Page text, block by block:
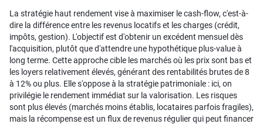
La stratégie haut rendement vise à maximiser le cash-flow, c'est-à-
dire la différence entre les revenus locatifs et les charges (crédit,
impôts, gestion). L'objectif est d'obtenir un excédent mensuel dès
l'acquisition, plutôt que d'attendre une hypothétique plus-value à
long terme. Cette approche cible les marchés où les prix sont bas et
les loyers relativement élevés, générant des rentabilités brutes de 8
à 12% ou plus. Elle s'oppose à la stratégie patrimoniale : ici, on
privilégie le rendement immédiat sur la valorisation. Les risques
sont plus élevés (marchés moins établis, locataires parfois fragiles),
mais la récompense est un flux de revenus régulier qui peut financer